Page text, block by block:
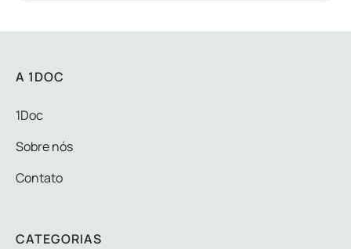
A 1DOC
1Doc
Sobre nós
Contato
CATEGORIAS